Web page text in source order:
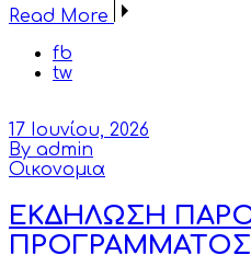
Read More
fb
tw
17 Ιουνίου, 2026
By admin
Οικονομια
ΕΚΔΗΛΩΣΗ
ΠΡΟΓΡΑΜΜΑΤΟΣ